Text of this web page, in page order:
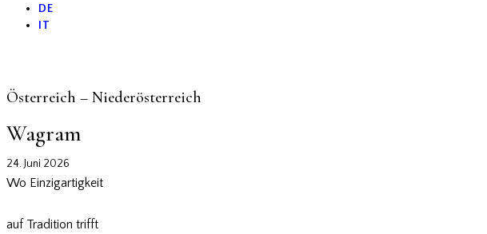
DE
IT
Österreich – Niederösterreich
Wagram
24. Juni 2026
Wo Einzigartigkeit
auf Tradition trifft